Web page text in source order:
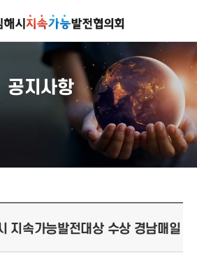
공지사항
속가능발전대상 수상 경남매일